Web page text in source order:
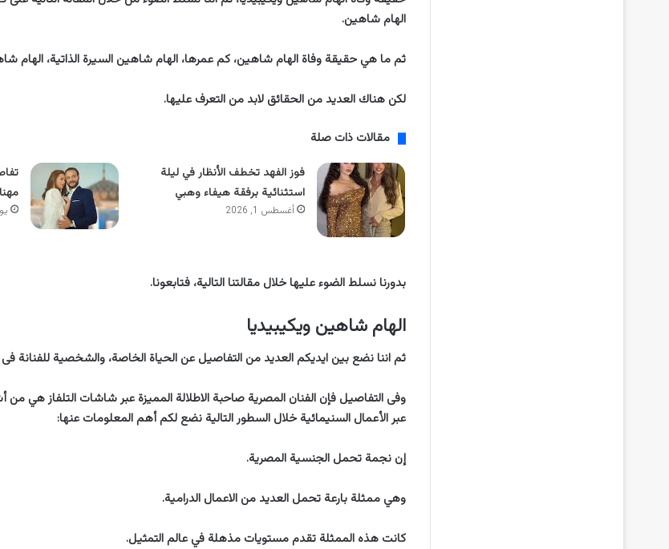
الهام شاهين.
ثم ما هي حقيقة وفاة الهام شاهين، كم عمرها، الهام شاهين السيرة الذاتية، الهام
لكن هناك العديد من الحقائق لابد من التعرف عليها.
مقالات ذات صلة
فوز الفهد تخطف الأنظار في ليلة
استثنائية برفقة هيفاء وهبي
أغسطس 1, 2026
بدورنا نسلط الضوء عليها خلال مقالتنا التالية، فتابعونا.
الهام شاهين ويكيبيديا
ثم اننا نضع بين ايديكم العديد من التفاصيل عن الحياة الخاصة، والشخصية للفنانة
وفى التفاصيل فإن الفنان المصرية صاحبة الاطلالة المميزة عبر شاشات التلفاز هي من
عبر الأعمال السنيمائية خلال السطور التالية نضع لكم أهم المعلومات عنها:
إن نجمة تحمل الجنسية المصرية.
وهي ممثلة بارعة تحمل العديد من الاعمال الدرامية.
كانت هذه الممثلة تقدم مستويات مذهلة في عالم التمثيل.